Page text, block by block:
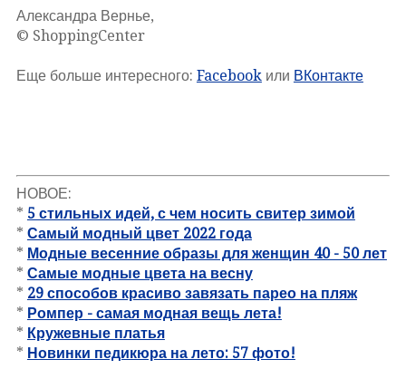
Александра Вернье,
© ShoppingCenter
Еще больше интересного: Facebookили ВКонтакте
НОВОЕ:
* 5 стильных идей, с чем носить свитер зимой
* Самый модный цвет 2022 года
* Модные весенние образы для женщин 40 - 50 лет
* Самые модные цвета на весну
* 29 способов красиво завязать парео на пляж
* Ромпер - самая модная вещь лета!
* Кружевные платья
* Новинки педикюра на лето: 57 фото!